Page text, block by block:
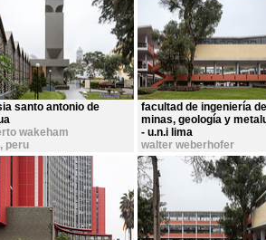
santo antonio de
wakeham
, peru
facultad de ingeniería de
minas, geología y
- u.n.i lima
walter weberhofer
lima, peru